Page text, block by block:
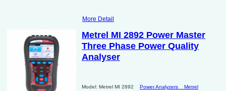
More Detail
Metrel MI 2892 Power Master
Three Phase Power Quality
Analyser
Model: Metrel MI 2892 Power Analyzers Metrel